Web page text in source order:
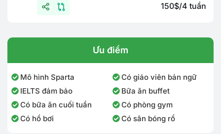
150$/4 tuần
Ưu điểm
Mô hình Sparta
Có giáo viên bản ngữ
IELTS đảm bảo
Bữa ăn buffet
Có bữa ăn cuối tuần
Có phòng gym
Có hồ bơi
Có sân bóng rổ